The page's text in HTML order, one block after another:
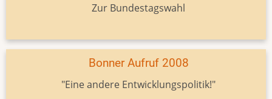
Zur Bundestagswahl
Bonner Aufruf 2008
"Eine andere Entwicklungspolitik!"